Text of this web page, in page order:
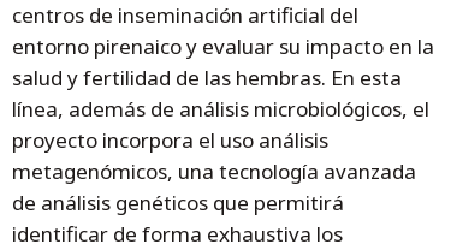
centros de inseminación artificial del
entorno pirenaico y evaluar su impacto en la
salud y fertilidad de las hembras. En esta
línea, además de análisis microbiológicos, el
proyecto incorpora el uso análisis
metagenómicos, una tecnología avanzada
de análisis genéticos que permitirá
identificar de forma exhaustiva los